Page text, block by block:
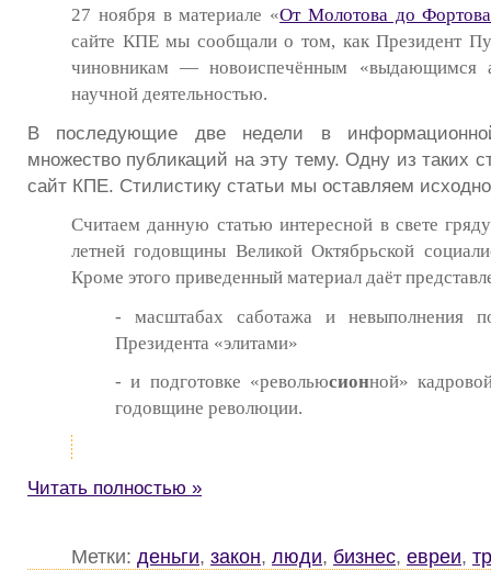
27 ноября в материале «От Молотова до Фортова
сайте КПЕ мы сообщали о том, как Президент
чиновникам — новоиспечённым «выдающимся
научной деятельностью.
В последующие две недели в
множество публикаций на эту тему. Одну из таких
сайт КПЕ. Стилистику статьи мы оставляем
Считаем данную статью интересной в свете
летней годовщины Великой Октябрьской
Кроме этого приведенный материал даёт
- масштабах саботажа и невыполнения
Президента «элитами»
- и подготовке «револьюсионной»
годовщине революции.
Читать полностью »
Метки: деньги, закон, люди, бизнес, евреи,